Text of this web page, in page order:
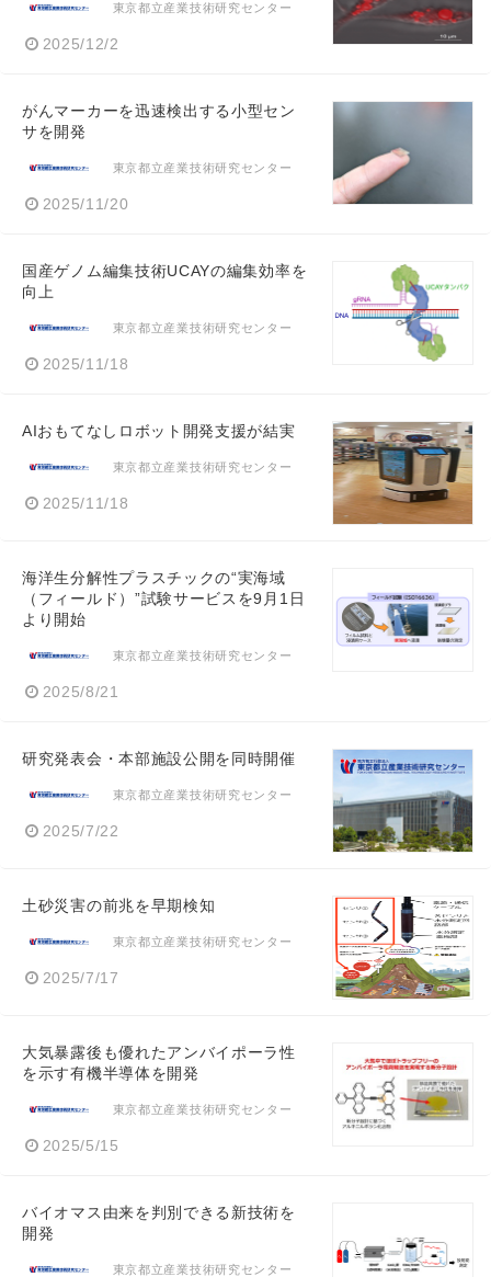
東京都立産業技術研究センター
2025/12/2
がんマーカーを迅速検出する小型セン
サを開発
東京都立産業技術研究センター
2025/11/20
国産ゲノム編集技術UCAYの編集効率を
向上
東京都立産業技術研究センター
2025/11/18
AIおもてなしロボット開発支援が結実
東京都立産業技術研究センター
2025/11/18
海洋生分解性プラスチックの“実海域
（フィールド）”試験サービスを9月1日
より開始
東京都立産業技術研究センター
2025/8/21
研究発表会・本部施設公開を同時開催
東京都立産業技術研究センター
2025/7/22
土砂災害の前兆を早期検知
東京都立産業技術研究センター
2025/7/17
大気暴露後も優れたアンバイポーラ性
を示す有機半導体を開発
東京都立産業技術研究センター
2025/5/15
バイオマス由来を判別できる新技術を
開発
東京都立産業技術研究センター